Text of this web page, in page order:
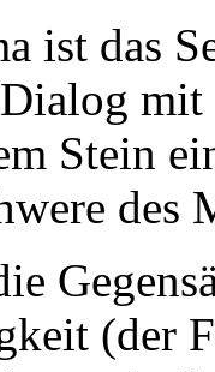
ist das
Stein
des
(der